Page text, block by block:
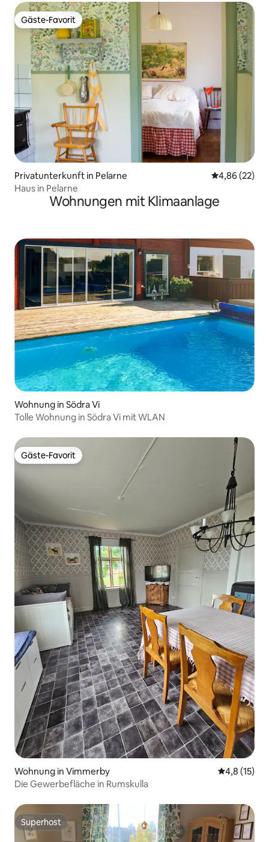
Gäste-Favorit
Gäste-Favorit
Privatunterkunft in Pelarne
4,86 (22)
Haus in Pelarne
Wohnungen mit Klimaanlage
Wohnung in Södra Vi
Tolle Wohnung in Södra Vi mit WLAN
Gäste-Favorit
Gäste-Favorit
Wohnung in Vimmerby
4,8 (15)
Die Gewerbefläche in Rumskulla
Superhost
Superhost